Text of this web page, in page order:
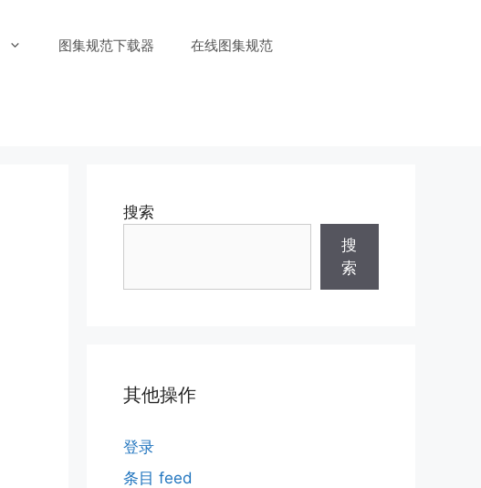
图集规范下载器 在线图集规范
搜索
搜
索
其他操作
登录
条目 feed